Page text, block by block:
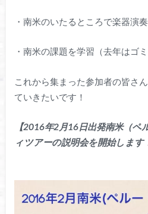
・南米のいたるところで楽器演
・南米の課題を学習（去年はゴミ
これから集まった参加者の皆さ
ていきたいです！
【2016年2月16日出発南米（
ィツアーの説明会を開始します